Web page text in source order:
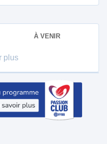
À VENIR
plus